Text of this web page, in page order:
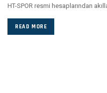
HT-SPOR resmi hesaplarından
READ MORE